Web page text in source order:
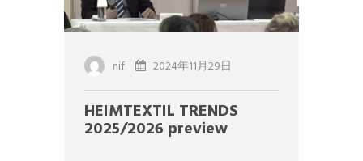
nif 2024年11月29日
HEIMTEXTIL TRENDS
2025/2026 preview